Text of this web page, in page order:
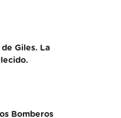
Giles. La
Bomberos